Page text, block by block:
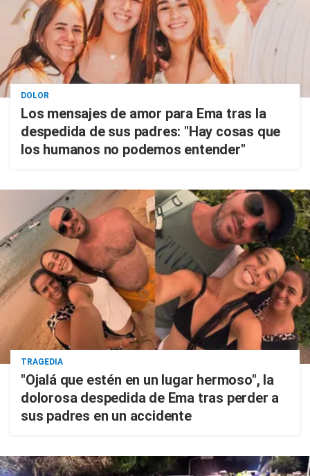
DOLOR
Los mensajes de amor para Ema tras la
despedida de sus padres: "Hay cosas que
los humanos no podemos entender"
TRAGEDIA
"Ojalá que estén en un lugar hermoso", la
dolorosa despedida de Ema tras perder a
sus padres en un accidente